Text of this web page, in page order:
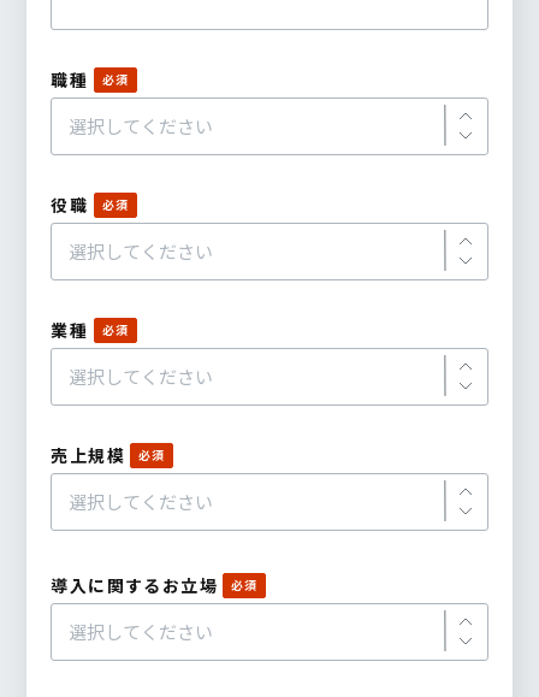
職種
役職
業種
売上規模
導入に関するお立場